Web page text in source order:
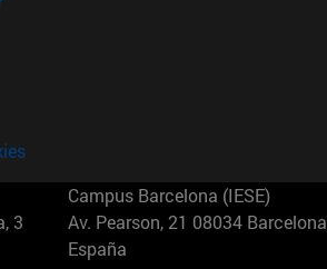
3
Campus Barcelona (IESE)
Av. Pearson, 21 08034 Barcelona
España